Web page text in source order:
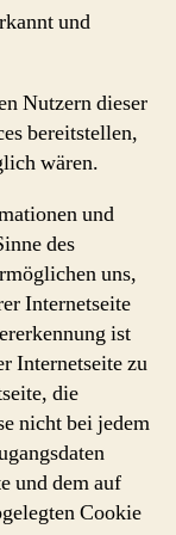
und
Nutzern dieser
bereitstellen,
wären.
und
des
uns,
Internetseite
ist
Internetseite zu
die
nicht bei jedem
und dem auf
Cookie